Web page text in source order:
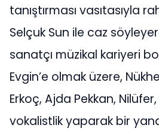
tanıştırması vasıtasıyla
Selçuk Sun ile caz
sanatçı müzikal kariyeri
Evgin’e olmak üzere,
Erkoç, Ajda Pekkan, Nilüfer,
vokalistlik yaparak bir